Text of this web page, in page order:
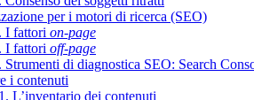
per i motori di ricerca (SEO)
I fattori on-page
I fattori off-page
Strumenti di diagnostica SEO: Search
i contenuti
L’inventario dei contenuti